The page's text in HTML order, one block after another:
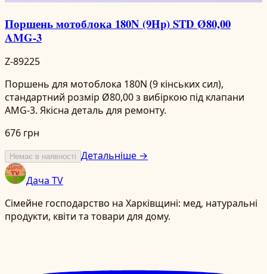
Поршень мотоблока 180N (9Hp) STD Ø80,00
AMG-3
Z-89225
Поршень для мотоблока 180N (9 кінських сил),
стандартний розмір Ø80,00 з вибіркою під клапани
AMG-3. Якісна деталь для ремонту.
676 грн
Немає в наявності Детальніше →
Дача TV
Сімейне господарство на Харківщині: мед, натуральні
продукти, квіти та товари для дому.